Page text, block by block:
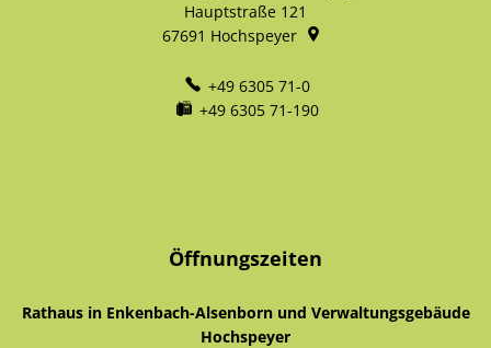
Hauptstraße 121
67691 Hochspeyer
+49 6305 71-0
+49 6305 71-190
Öffnungszeiten
Rathaus in Enkenbach-Alsenborn und Verwaltungsgebäude
Hochspeyer